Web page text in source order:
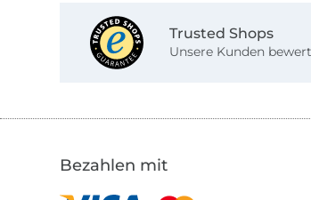
Trusted Shops
Unsere Kunden
Bezahlen mit